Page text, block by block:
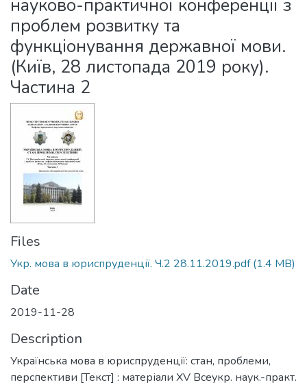
науково-практичної конференції з
проблем розвитку та
функціонування державної мови.
(Київ, 28 листопада 2019 року).
Частина 2
Files
Укр. мова в юриспруденції. Ч.2 28.11.2019.pdf(1.4 MB)
Date
2019-11-28
Description
Українська мова в юриспруденції: стан, проблеми,
перспективи [Текст] : матеріали ХV Всеукр. наук.-практ.